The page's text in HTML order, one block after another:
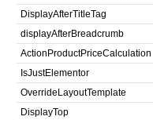
DisplayAfterTitleTag
displayAfterBreadcrumb
ActionProductPriceCalculation
IsJustElementor
OverrideLayoutTemplate
DisplayTop